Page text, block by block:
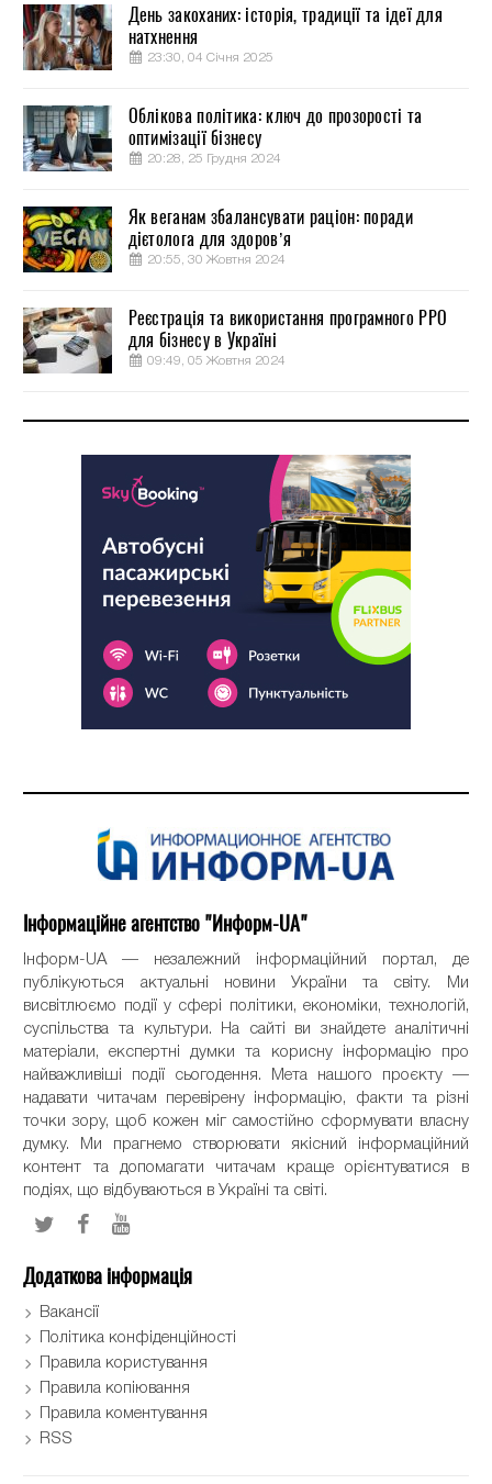
День закоханих: історія, традиції та ідеї для
натхнення
23:30, 04 Січня 2025
Облікова політика: ключ до прозорості та
оптимізації бізнесу
20:28, 25 Грудня 2024
Як веганам збалансувати раціон: поради
дієтолога для здоров’я
20:55, 30 Жовтня 2024
Реєстрація та використання програмного РРО
для бізнесу в Україні
09:49, 05 Жовтня 2024
Інформаційне агентство "Информ-UA"
Інформ-UA — незалежний інформаційний портал, де
публікуються актуальні новини України та світу. Ми
висвітлюємо події у сфері політики, економіки, технологій,
суспільства та культури. На сайті ви знайдете аналітичні
матеріали, експертні думки та корисну інформацію про
найважливіші події сьогодення. Мета нашого проєкту —
надавати читачам перевірену інформацію, факти та різні
точки зору, щоб кожен міг самостійно сформувати власну
думку. Ми прагнемо створювати якісний інформаційний
контент та допомагати читачам краще орієнтуватися в
подіях, що відбуваються в Україні та світі.
Додаткова інформація
Вакансії
Політика конфіденційності
Правила користування
Правила копіювання
Правила коментування
RSS